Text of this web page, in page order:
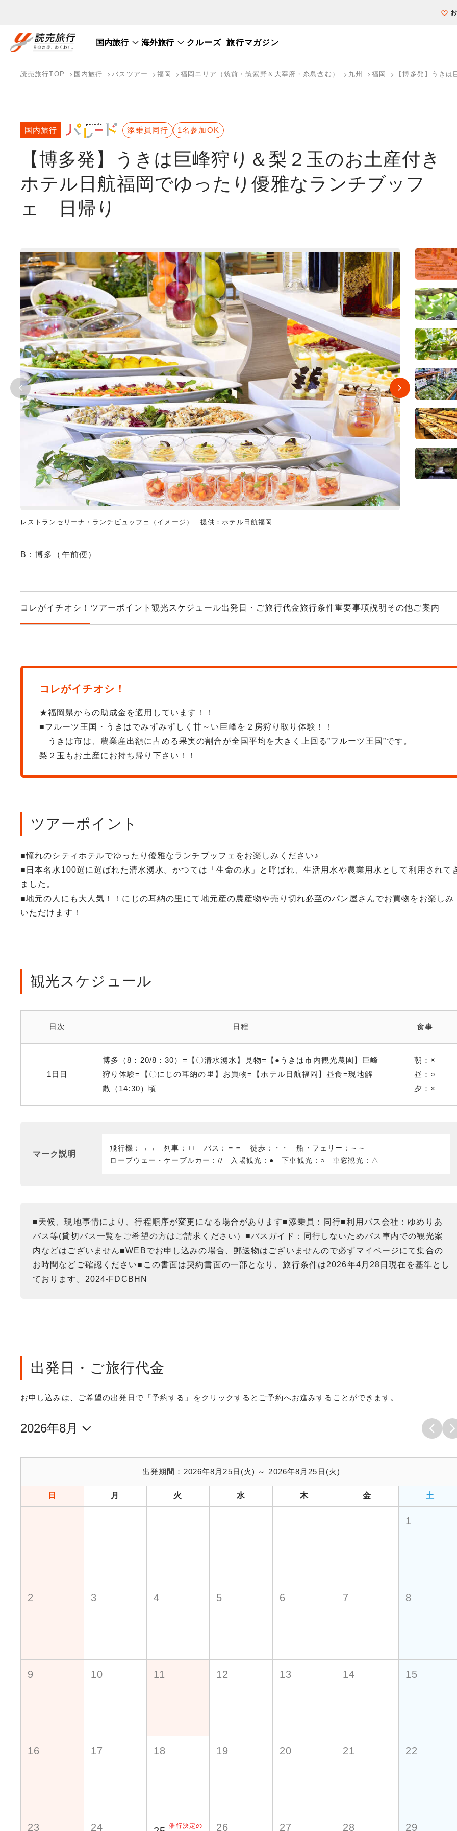
国内旅行 海外旅行 クルーズ 旅行マガジン
国内旅行トップ
海外旅行トップ
読売旅行TOP 国内旅行 バスツアー 福岡 福岡エリア（筑前・筑紫野＆大宰府・糸島含む） 九州 福岡 【博多発】うき
【博多発】うきは巨峰狩り＆梨２玉のお土産付
ホテル日航福岡でゆったり優雅なランチブッフ
ェ 日帰り
国内旅行 添乗員同行 1名参加OK
レストランセリーナ・ランチビュッフェ（イメージ） 提供：ホテル日航福岡
B：博多（午前便）
コレがイチオシ！ ツアーポイント 観光スケジュール出発日・ご旅行代金旅行条件重要事項説明 その他ご案内
コレがイチオシ！
★福岡県からの助成金を適用しています！！
■フルーツ王国・うきはでみずみずしく甘～い巨峰を２房狩り取り体験！！
うきは市は、農業産出額に占める果実の割合が全国平均を大きく上回る”フルーツ王国”です。
梨２玉もお土産にお持ち帰り下さい！！
ツアーポイント
■憧れのシティホテルでゆったり優雅なランチブッフェをお楽しみください♪
■日本名水100選に選ばれた清水湧水。かつては「生命の水」と呼ばれ、生活用水や農業用水として利用されて
ました。
■地元の人にも大人気！！にじの耳納の里にて地元産の農産物や売り切れ必至のパン屋さんでお買物をお楽しみ
いただけます！
観光スケジュール
日次 日程 食事
1日目
博多（8：20/8：30）=【〇清水湧水】見物=【●うきは市内観光農園】巨峰
狩り体験=【〇にじの耳納の里】お買物=【ホテル日航福岡】昼食=現地解
散（14:30）頃
朝：×
昼：○
夕：×
マーク説明
飛行機：→→ 列車：++ バス：＝＝ 徒歩：・・ 船・フェリー：～～
ロープウェー・ケーブルカー：// 入場観光：● 下車観光：○ 車窓観光：△
■天候、現地事情により、行程順序が変更になる場合があります■添乗員：同行■利用バス会社：ゆめりあ
バス等(貸切バス一覧をご希望の方はご請求ください）■バスガイド：同行しないためバス車内での観光案
内などはございません■WEBでお申し込みの場合、郵送物はございませんので必ずマイページにて集合の
お時間などご確認ください■この書面は契約書面の一部となり、旅行条件は2026年4月28日現在を基準とし
ております。2024-FDCBHN
出発日・ご旅行代金
お申し込みは、ご希望の出発日で「予約する」をクリックするとご予約へお進みすることができます。
出発期間： 2026年8月25日(火) ～ 2026年8月25日(火)
日 月 火 水 木 金 土
1
2 3 4 5 6 7 8
9 10 11 12 13 14 15
16 17 18 19 20 21 22
23 24 催行決定の 26 27 28 29